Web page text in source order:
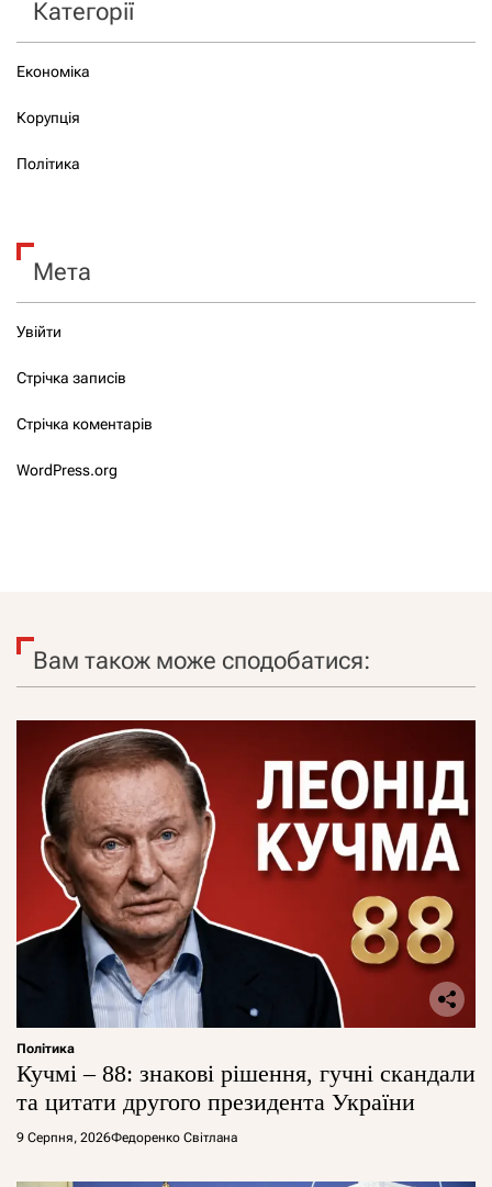
Категорії
Економіка
Корупція
Політика
Мета
Увійти
Стрічка записів
Стрічка коментарів
WordPress.org
Вам також може сподобатися:
Політика
Кучмі – 88: знакові рішення, гучні скандали
та цитати другого президента України
9 Серпня, 2026Федоренко Світлана